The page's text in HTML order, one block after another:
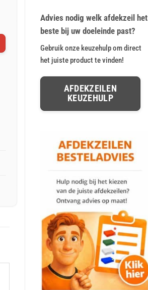
Advies nodig welk afdekzeil het
beste bij uw doeleinde past?
Gebruik onze keuzehulp om direct
het juiste product te vinden!
AFDEKZEILEN
KEUZEHULP